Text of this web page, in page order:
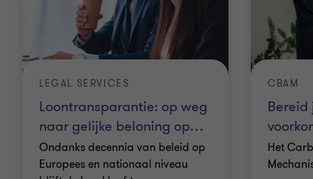
Loontransparantie: op weg
naar gelijke beloning op…
LEGAL SERVICES
Ondanks decennia van beleid op
Europees en nationaal niveau
Bereid
CBAM
Het